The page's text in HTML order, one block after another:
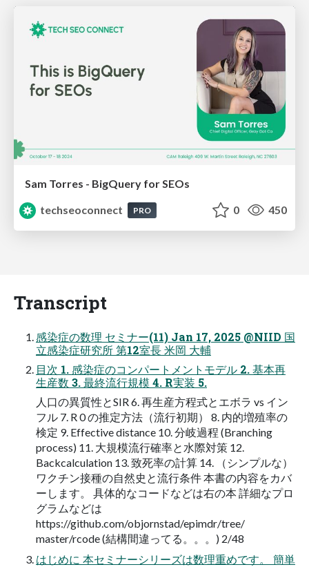
Sam Torres - BigQuery for SEOs
techseoconnect
PRO 0 450
Transcript
感染症の数理 セミナー(11) Jan 17, 2025 @NIID 国
立感染症研究所 第12室長 米岡 大輔
目次 1. 感染症のコンパートメントモデル 2. 基本再
生産数 3. 最終流行規模 4. R実装 5.
人口の異質性とSIR 6. 再生産方程式とエボラ vs イン
フル 7. R 0 の推定方法（流行初期） 8. 内的増殖率の
検定 9. Effective distance 10. 分岐過程 (Branching
process) 11. 大規模流行確率と水際対策 12.
Backcalculation 13. 致死率の計算 14. （シンプルな）
ワクチン接種の自然史と流行条件 本書の内容をカバ
ーします。 具体的なコードなどは右の本 詳細なプロ
グラムなどは
https://github.com/objornstad/epimdr/tree/
master/rcode (結構間違ってる。。。) 2/48
はじめに 本セミナーシリーズは数理重めです。 簡単